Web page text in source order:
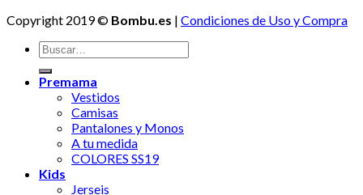
Copyright 2019 © Bombu.es | Condiciones de Uso y Compra
Premama
Vestidos
Camisas
Pantalones y Monos
A tu medida
COLORES SS19
Kids
Jerseis